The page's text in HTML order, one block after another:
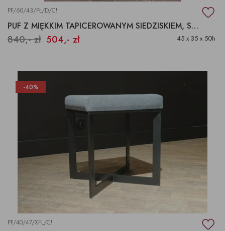
PF/60/43/PŁ/D/C!
PUF Z MIĘKKIM TAPICEROWANYM SIEDZISKIEM, STOŁEK DO TOALETKI
840,- zł 504,- zł 45 x 35 x 50h
-40%
PF/40/47/XFL/C!